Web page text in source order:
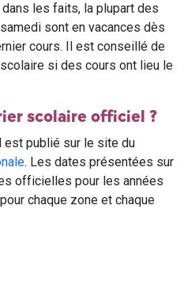
les faits, la plupart des
sont en vacances dès
cours. Il est conseillé de
si des cours ont lieu le
scolaire officiel ?
publié sur le site du
. Les dates présentées sur
officielles pour les années
chaque zone et chaque